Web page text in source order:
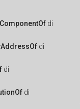
di
di
di
di